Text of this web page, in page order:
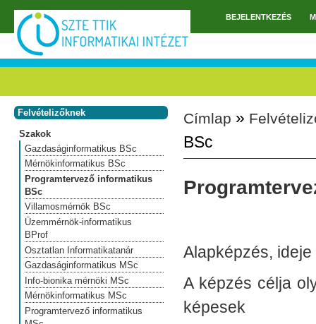
Ugrás a tartalomra
FőmenüBEJELENTKEZÉS
Jelenlegi hely
Címlap »
BSc
Alapképzés, ideje
A képzés célja
képesek
Felvételizőknek
Szakok
Gazdaságinformatikus BSc
Mérnökinformatikus BSc
Programtervező informatikus
BSc
Villamosmérnök BSc
Üzemmérnök-informatikus
BProf
Osztatlan Informatikatanár
Gazdaságinformatikus MSc
Info-bionika mérnöki MSc
Mérnökinformatikus MSc
Programtervező informatikus